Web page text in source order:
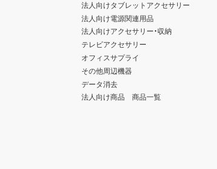
法人向けタブレットアクセサリー
法人向け電源関連用品
法人向けアクセサリー・収納
テレビアクセサリー
オフィスサプライ
その他周辺機器
データ消去
法人向け商品 商品一覧